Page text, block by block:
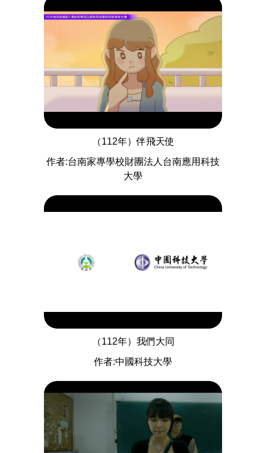
（112年）伴飛天使
作者:台南家專學校財團法人台南應用科技
大學
（112年）我們大同
作者:中國科技大學